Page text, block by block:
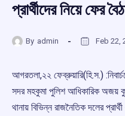
প্রার্থীদের নিয়ে ফের
By admin Feb 22,
আগরতলা,২২ ফেব্রুয়ারি(হি.স.)
সদর মহকুমা পুলিশ আধিকারিক অজয়
থানায় বিভিন্ন রাজনৈতিক দলের